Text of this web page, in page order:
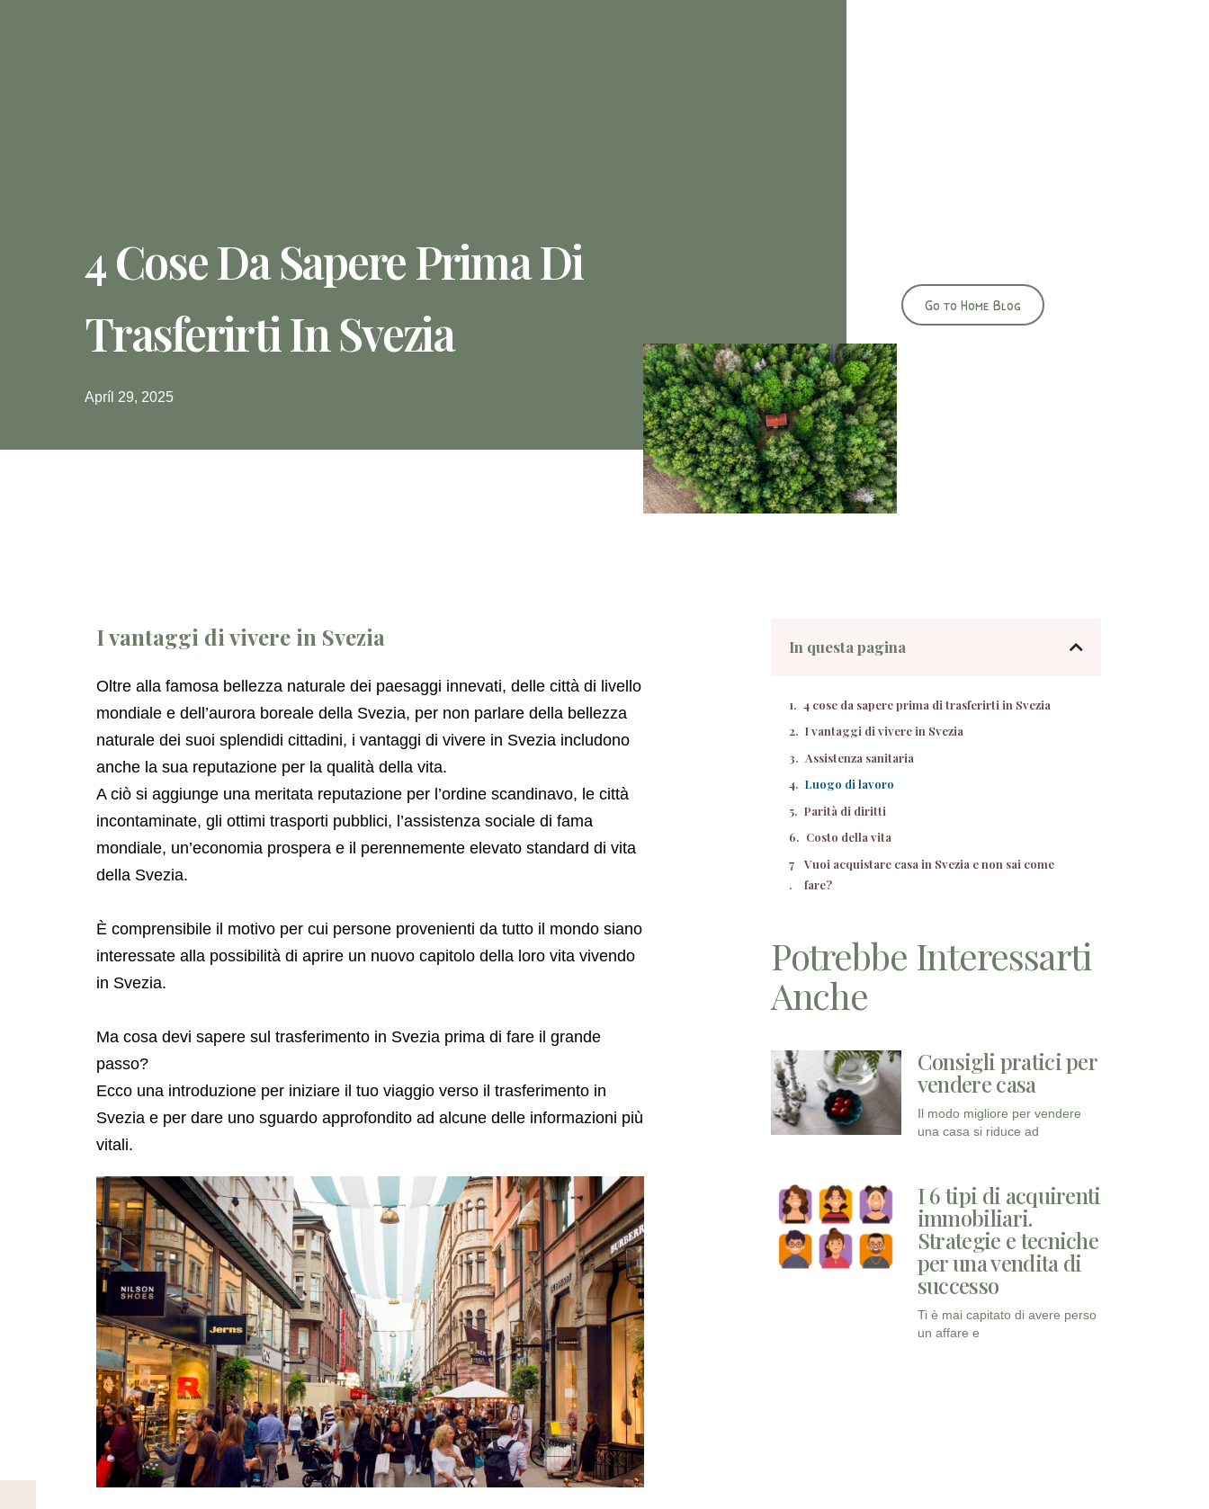
4 Cose Da Sapere Prima Di
Trasferirti In Svezia
Apríl 29, 2025
Go to Home Blog
I vantaggi di vivere in Svezia
Oltre alla famosa bellezza naturale dei paesaggi innevati, delle città di livello
mondiale e dell’aurora boreale della Svezia, per non parlare della bellezza
naturale dei suoi splendidi cittadini, i vantaggi di vivere in Svezia includono
anche la sua reputazione per la qualità della vita.
A ciò si aggiunge una meritata reputazione per l’ordine scandinavo, le città
incontaminate, gli ottimi trasporti pubblici, l’assistenza sociale di fama
mondiale, un’economia prospera e il perennemente elevato standard di vita
della Svezia.
È comprensibile il motivo per cui persone provenienti da tutto il mondo siano
interessate alla possibilità di aprire un nuovo capitolo della loro vita vivendo
in Svezia.
Ma cosa devi sapere sul trasferimento in Svezia prima di fare il grande
passo?
Ecco una introduzione per iniziare il tuo viaggio verso il trasferimento in
Svezia e per dare uno sguardo approfondito ad alcune delle informazioni più
vitali.
In questa pagina
4 cose da sapere prima di trasferirti in Svezia
I vantaggi di vivere in Svezia
Assistenza sanitaria
Luogo di lavoro
Parità di diritti
Costo della vita
Vuoi acquistare casa in Svezia e non sai come
fare?
Potrebbe Interessarti
Anche
Consigli pratici per
vendere casa
Il modo migliore per vendere
una casa si riduce ad
I 6 tipi di acquirenti
immobiliari.
Strategie e tecniche
per una vendita di
successo
Ti è mai capitato di avere perso
un affare e